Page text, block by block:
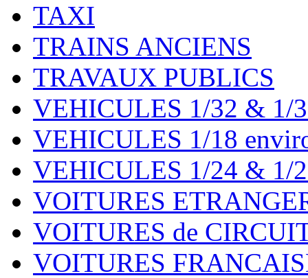
TAXI
TRAINS ANCIENS
TRAVAUX PUBLICS
VEHICULES 1/32 & 1/
VEHICULES 1/18
VEHICULES 1/24 & 1/
VOITURES
VOITURES de
VOITURES